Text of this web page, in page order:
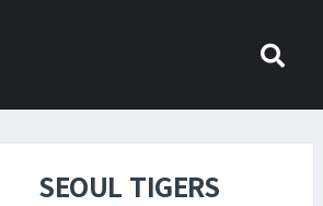
SEOUL TIGERS